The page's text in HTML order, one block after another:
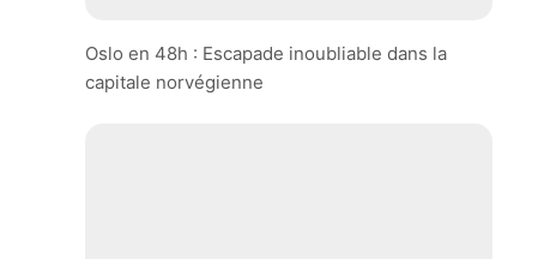
Oslo en 48h : Escapade inoubliable dans la
capitale norvégienne